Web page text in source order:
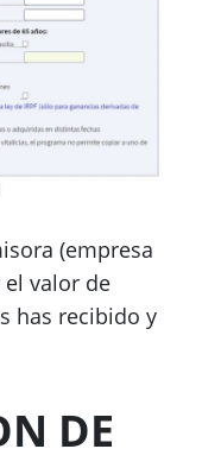
(empresa
valor de
has recibido y
DE